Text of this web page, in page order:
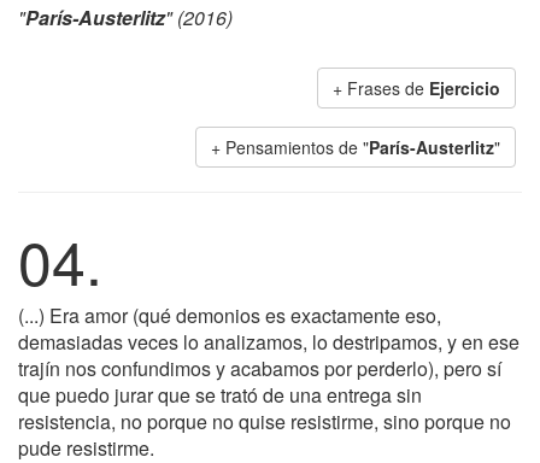
"París-Austerlitz" (2016)
+ Frases de Ejercicio
+ Pensamientos de "París-Austerlitz"
04.
(...) Era amor (qué demonios es exactamente eso,
demasiadas veces lo analizamos, lo destripamos, y en ese
trajín nos confundimos y acabamos por perderlo), pero sí
que puedo jurar que se trató de una entrega sin
resistencia, no porque no quise resistirme, sino porque no
pude resistirme.